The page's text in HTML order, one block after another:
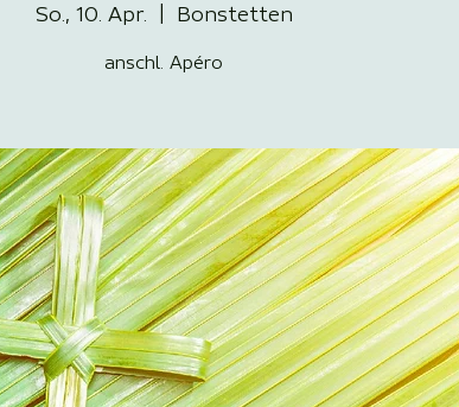
So., 10. Apr. Bonstetten
anschl. Apéro